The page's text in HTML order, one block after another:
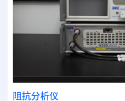
阻抗分析仪